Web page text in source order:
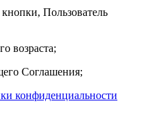
Пользователь
возраста;
Соглашения;
конфиденциальности